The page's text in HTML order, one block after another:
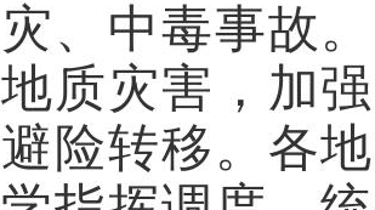
灾、中毒事故
地质灾害，加
避险转移。各